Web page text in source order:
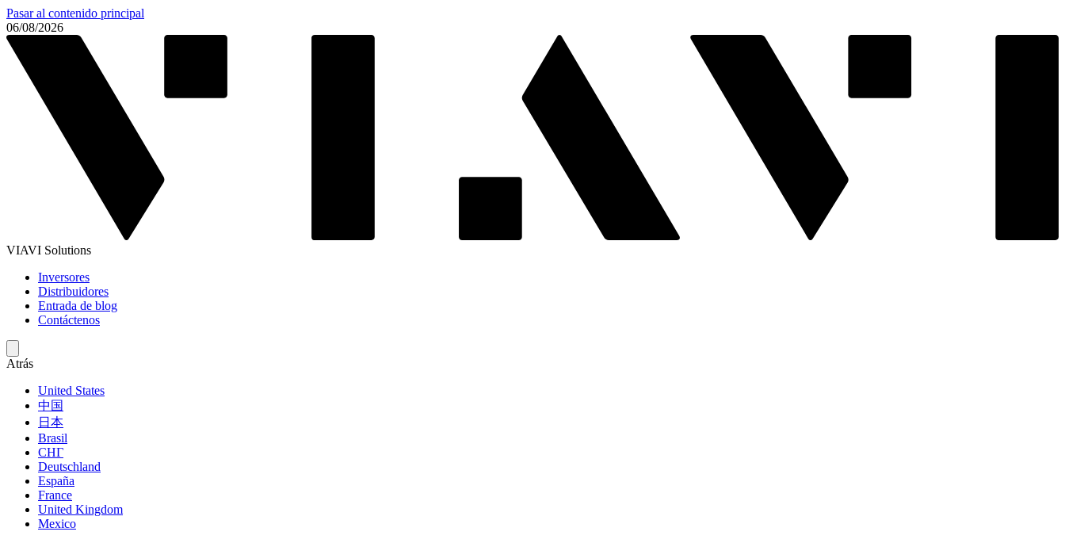
Pasar al contenido principal
06/08/2026
VIAVI Solutions
Inversores
Distribuidores
Entrada de blog
Contáctenos
Atrás
United States
中国
日本
Brasil
СНГ
Deutschland
España
France
United Kingdom
Mexico